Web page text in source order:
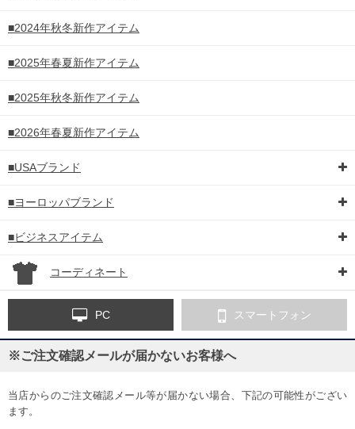
■2024年秋冬新作アイテム
■2025年春夏新作アイテム
■2025年秋冬新作アイテム
■2026年春夏新作アイテム
■USAブランド
■ヨーロッパブランド
■ビジネスアイテム
コーディネート
PC スマートフォン
※ご注文確認メールが届かないお客様へ
当店からのご注文確認メール等が届かない場合、下記の可能性がござい
ます。